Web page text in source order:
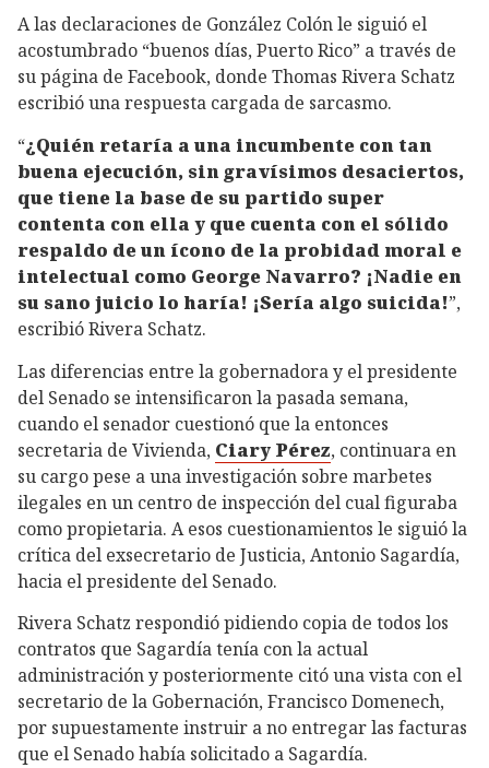
A las declaraciones de González Colón le siguió el
acostumbrado “buenos días, Puerto Rico” a través de
su página de Facebook, donde Thomas Rivera Schatz
escribió una respuesta cargada de sarcasmo.
“¿Quién retaría a una incumbente con tan
buena ejecución, sin gravísimos desaciertos,
que tiene la base de su partido super
contenta con ella y que cuenta con el sólido
respaldo de un ícono de la probidad moral e
intelectual como George Navarro? ¡Nadie en
su sano juicio lo haría! ¡Sería algo suicida!”,
escribió Rivera Schatz.
Las diferencias entre la gobernadora y el presidente
del Senado se intensificaron la pasada semana,
cuando el senador cuestionó que la entonces
secretaria de Vivienda, Ciary Pérez, continuara en
su cargo pese a una investigación sobre marbetes
ilegales en un centro de inspección del cual figuraba
como propietaria. A esos cuestionamientos le siguió la
crítica del exsecretario de Justicia, Antonio Sagardía,
hacia el presidente del Senado.
Rivera Schatz respondió pidiendo copia de todos los
contratos que Sagardía tenía con la actual
administración y posteriormente citó una vista con el
secretario de la Gobernación, Francisco Domenech,
por supuestamente instruir a no entregar las facturas
que el Senado había solicitado a Sagardía.